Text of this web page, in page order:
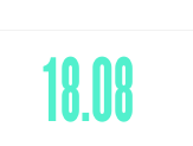
18.08